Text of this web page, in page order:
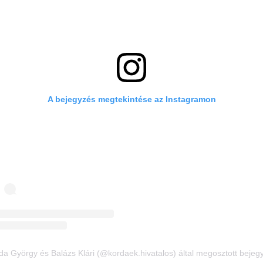
A bejegyzés megtekintése az Instagramon
György és Balázs Klári (@kordaek.hivatalos) által megosztott